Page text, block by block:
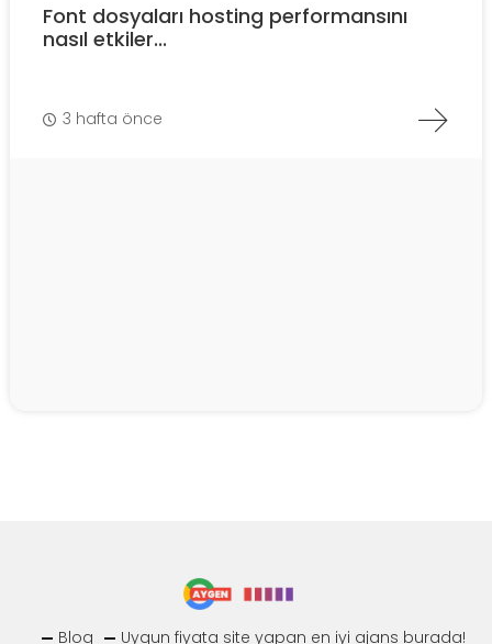
Font dosyaları hosting performansını
nasıl etkiler...
3 hafta önce
Blog Uygun fiyata site yapan en iyi ajans burada!